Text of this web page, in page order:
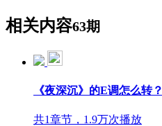
相关内容63期
《夜深沉》的E调怎么转？
共1章节，1.9万次播放